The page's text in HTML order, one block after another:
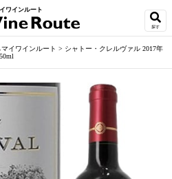
ワインルート
探す
イワインルート > シャトー・クレルヴァル 2017年